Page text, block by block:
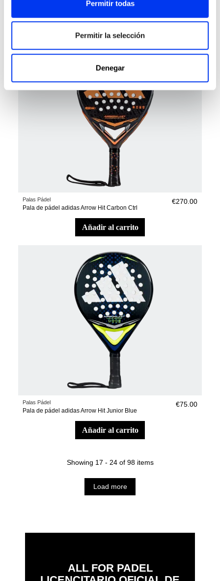
Permitir todas
Permitir la selección
Denegar
Pala de pádel adidas Rx Series 2026
añadir al carrito
Palas Pádel
Pala de pádel adidas Arrow Hit Carbon Ctrl
€270.00
añadir al carrito
Palas Pádel
Pala de pádel adidas Arrow Hit Junior Blue
€75.00
añadir al carrito
Showing 17 - 24 of 98 items
Load more
ALL FOR PADEL